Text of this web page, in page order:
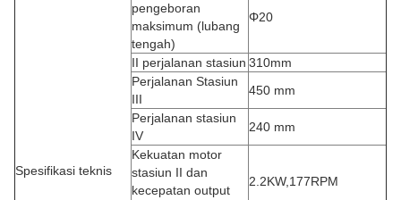
Spesifikasi teknis
pengeboran
maksimum (lubang
tengah)
Φ20
II perjalanan stasiun 310mm
Perjalanan Stasiun
III
450 mm
Perjalanan stasiun
IV
240 mm
Kekuatan motor
stasiun II dan
kecepatan output
2.2KW,177RPM